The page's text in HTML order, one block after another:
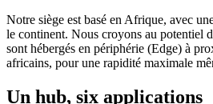
Notre siège est basé en Afrique, avec
le continent. Nous croyons au potentiel
sont hébergés en périphérie (Edge) à
africains, pour une rapidité maximale
Un hub, six applications